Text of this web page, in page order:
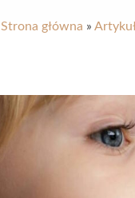
Strona główna »